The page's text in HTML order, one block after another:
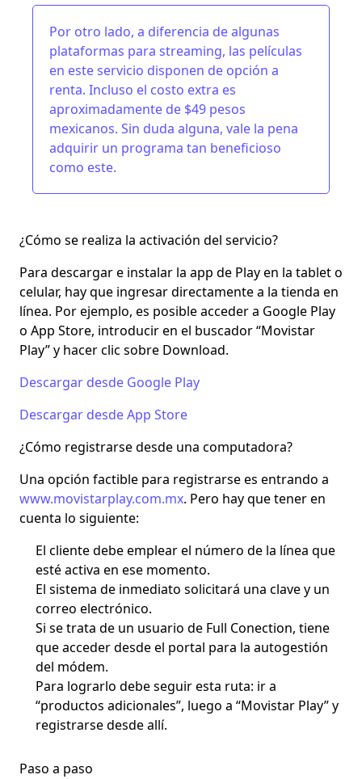
Por otro lado, a diferencia de algunas
plataformas para streaming, las películas
en este servicio disponen de opción a
renta. Incluso el costo extra es
aproximadamente de $49 pesos
mexicanos. Sin duda alguna, vale la pena
adquirir un programa tan beneficioso
como este.
¿Cómo se realiza la activación del servicio?
Para descargar e instalar la app de Play en la tablet o
celular, hay que ingresar directamente a la tienda en
línea. Por ejemplo, es posible acceder a Google Play
o App Store, introducir en el buscador “Movistar
Play” y hacer clic sobre Download.
Descargar desde Google Play
Descargar desde App Store
¿Cómo registrarse desde una computadora?
Una opción factible para registrarse es entrando a
www.movistarplay.com.mx. Pero hay que tener en
cuenta lo siguiente:
El cliente debe emplear el número de la línea que
esté activa en ese momento.
El sistema de inmediato solicitará una clave y un
correo electrónico.
Si se trata de un usuario de Full Conection, tiene
que acceder desde el portal para la autogestión
del módem.
Para lograrlo debe seguir esta ruta: ir a
“productos adicionales”, luego a “Movistar Play” y
registrarse desde allí.
Paso a paso